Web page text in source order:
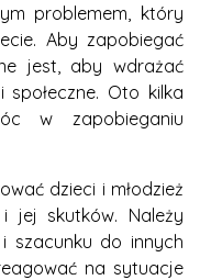
problemem, który
Aby zapobiegać
jest, aby wdrażać
Oto kilka
w zapobieganiu
dzieci i młodzież
jej skutków. Należy
szacunku do innych
na sytuacje